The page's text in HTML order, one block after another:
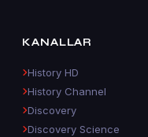
KANALLAR
History HD
History Channel
Discovery
Discovery Science